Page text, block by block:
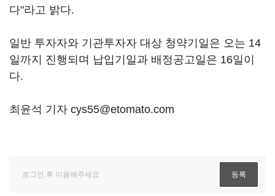
다"라고 밝다.
일반 투자자와 기관투자자 대상 청약기일은 오는 14
일까지 진행되며 납입기일과 배정공고일은 16일이
다.
최윤석 기자 cys55@etomato.com